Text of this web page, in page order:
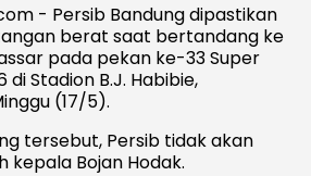
- Persib Bandung dipastikan
berat saat bertandang ke
pada pekan ke-33 Super
di Stadion B.J. Habibie,
(17/5).
tersebut, Persib tidak akan
kepala Bojan Hodak.